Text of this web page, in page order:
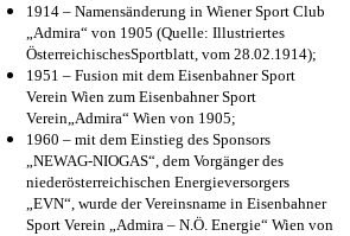
1914 – Namensänderung in Wiener Sport Club
„Admira“ von 1905 (Quelle: Illustriertes
ÖsterreichischesSportblatt, vom 28.02.1914);
1951 – Fusion mit dem Eisenbahner Sport
Verein Wien zum Eisenbahner Sport
Verein„Admira“ Wien von 1905;
1960 – mit dem Einstieg des Sponsors
„NEWAG-NIOGAS“, dem Vorgänger des
niederösterreichischen Energieversorgers
„EVN“, wurde der Vereinsname in Eisenbahner
Sport Verein „Admira – N.Ö. Energie“ Wien von